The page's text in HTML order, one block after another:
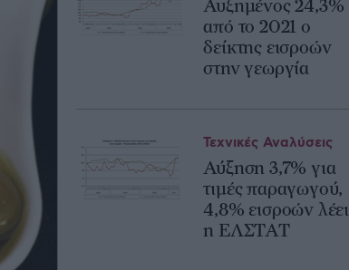
Αυξημένος 24,3%
από το 2021 ο
δείκτης εισροών
στην γεωργία
Αύξηση 3,7% για
τιμές παραγωγού,
4,8% εισροών λέει
η ΕΛΣΤΑΤ
Τεχνικές Αναλύσεις